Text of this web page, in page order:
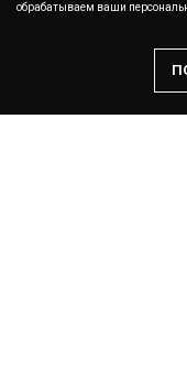
обрабатываем ваши